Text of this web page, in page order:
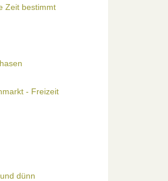
Zeit bestimmt
- Freizeit
dünn